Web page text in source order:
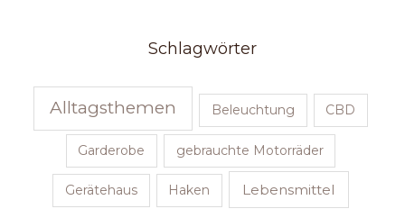
Schlagwörter
Alltagsthemen Beleuchtung CBD
Garderobe gebrauchte Motorräder
Gerätehaus Haken Lebensmittel